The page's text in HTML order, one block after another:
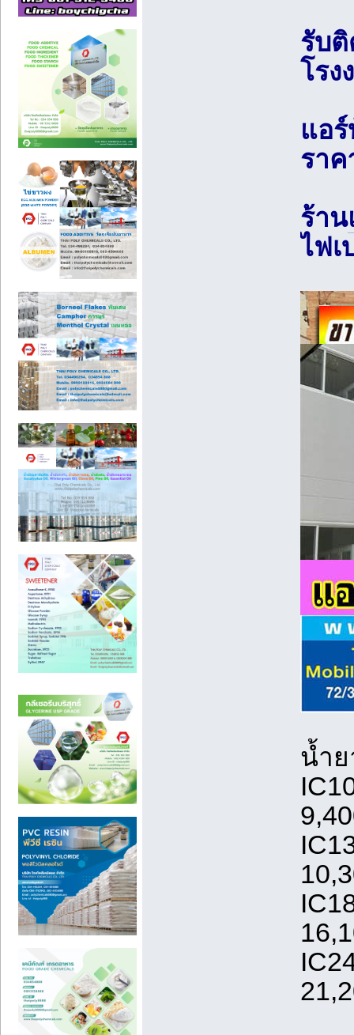
รับ
โรง
แอ
รา
ร้าน
ไฟเ
น้ำย